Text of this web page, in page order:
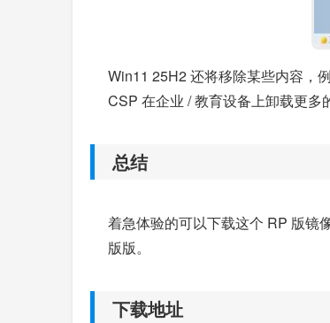
Win11 25H2 还将移除某些内容，
CSP 在企业 / 教育设备上卸载更多
总结
着急体验的可以下载这个 RP 版镜
版版。
下载地址